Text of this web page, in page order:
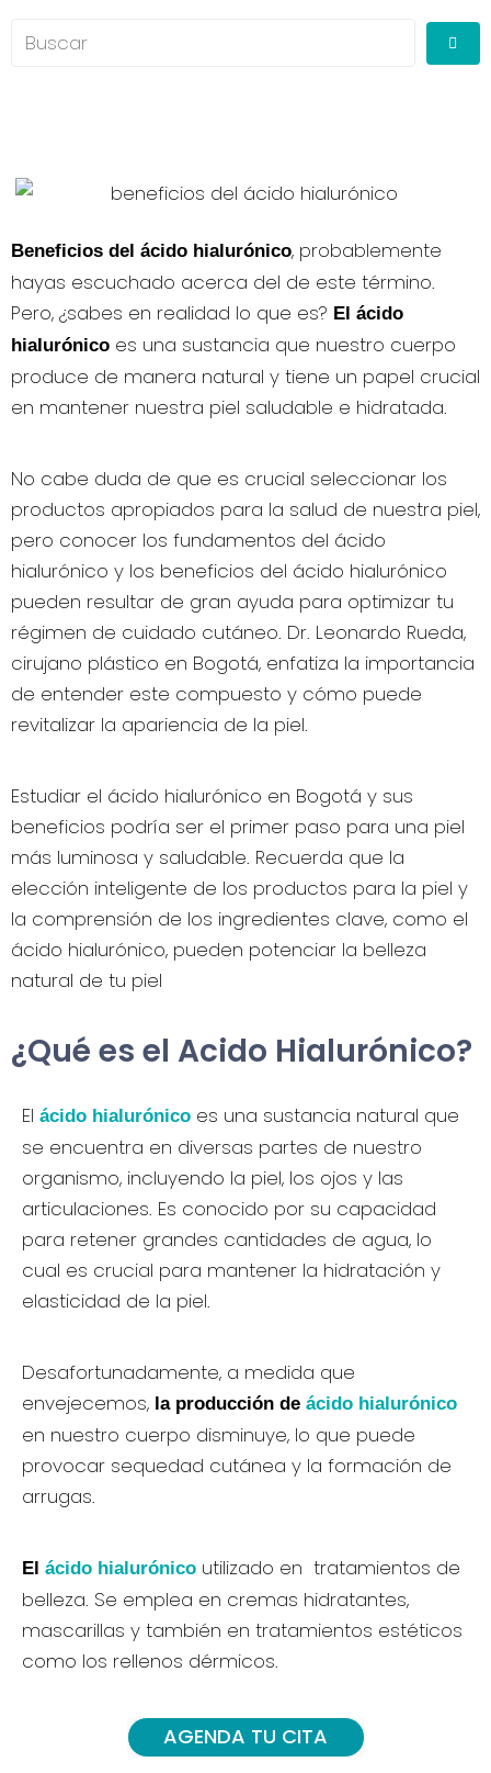
Beneficios del ácido hialurónico, probablemente
hayas escuchado acerca del de este término.
Pero, ¿sabes en realidad lo que es? El ácido
hialurónico es una sustancia que nuestro cuerpo
produce de manera natural y tiene un papel crucial
en mantener nuestra piel saludable e hidratada.
No cabe duda de que es crucial seleccionar los
productos apropiados para la salud de nuestra piel,
pero conocer los fundamentos del ácido
hialurónico y los beneficios del ácido hialurónico
pueden resultar de gran ayuda para optimizar tu
régimen de cuidado cutáneo. Dr. Leonardo Rueda,
cirujano plástico en Bogotá, enfatiza la importancia
de entender este compuesto y cómo puede
revitalizar la apariencia de la piel.
Estudiar el ácido hialurónico en Bogotá y sus
beneficios podría ser el primer paso para una piel
más luminosa y saludable. Recuerda que la
elección inteligente de los productos para la piel y
la comprensión de los ingredientes clave, como el
ácido hialurónico, pueden potenciar la belleza
natural de tu piel
¿Qué es el Acido Hialurónico?
El ácido hialurónico es una sustancia natural que
se encuentra en diversas partes de nuestro
organismo, incluyendo la piel, los ojos y las
articulaciones. Es conocido por su capacidad
para retener grandes cantidades de agua, lo
cual es crucial para mantener la hidratación y
elasticidad de la piel.
Desafortunadamente, a medida que
envejecemos, la producción de ácido hialurónico
en nuestro cuerpo disminuye, lo que puede
provocar sequedad cutánea y la formación de
arrugas.
El ácido hialurónico utilizado en tratamientos de
belleza. Se emplea en cremas hidratantes,
mascarillas y también en tratamientos estéticos
como los rellenos dérmicos.
AGENDA TU CITA